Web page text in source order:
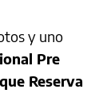
y uno
Pre
Reserva